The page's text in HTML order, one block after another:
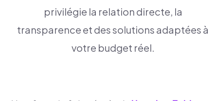
privilégie la relation directe, la
transparence et des solutions adaptées à
votre budget réel.